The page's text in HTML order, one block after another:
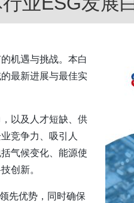
机遇与挑战。本白
最新进展与最佳实
以及人才短缺、供
竞争力、吸引人
气候变化、能源使
创新。
先优势，同时确保